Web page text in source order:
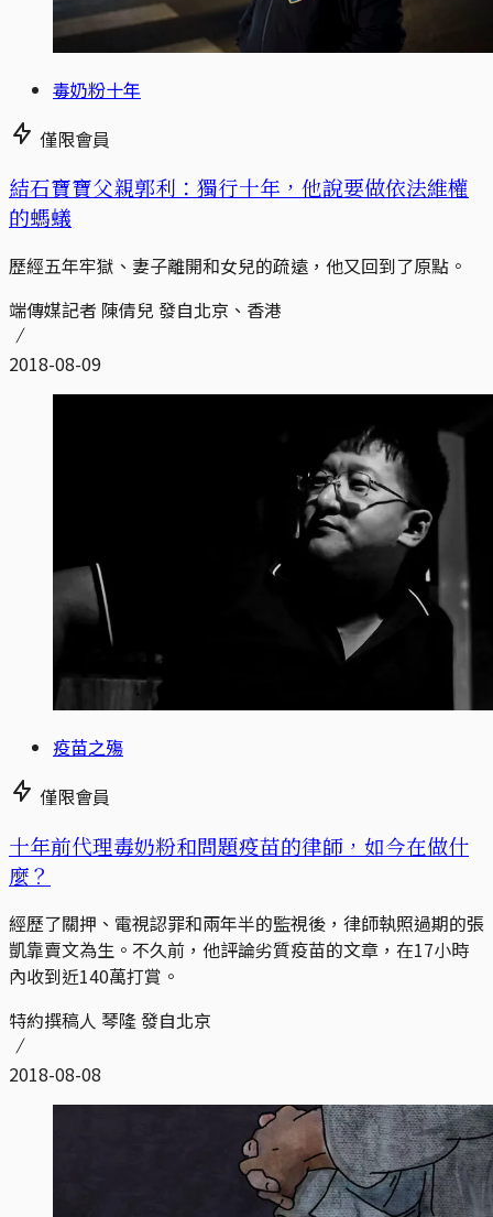
毒奶粉十年
僅限會員
結石寶寶父親郭利：獨行十年，他說要做依法維權
的螞蟻
歷經五年牢獄、妻子離開和女兒的疏遠，他又回到了原點。
端傳媒記者 陳倩兒 發自北京、香港
2018-08-09
疫苗之殤
僅限會員
十年前代理毒奶粉和問題疫苗的律師，如今在做什
麼？
經歷了關押、電視認罪和兩年半的監視後，律師執照過期的張
凱靠賣文為生。不久前，他評論劣質疫苗的文章，在17小時
內收到近140萬打賞。
特約撰稿人 琴隆 發自北京
2018-08-08